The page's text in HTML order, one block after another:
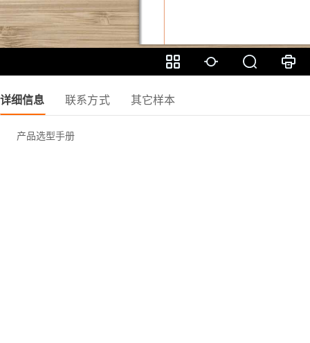
详细信息 联系方式 其它样本
产品选型手册